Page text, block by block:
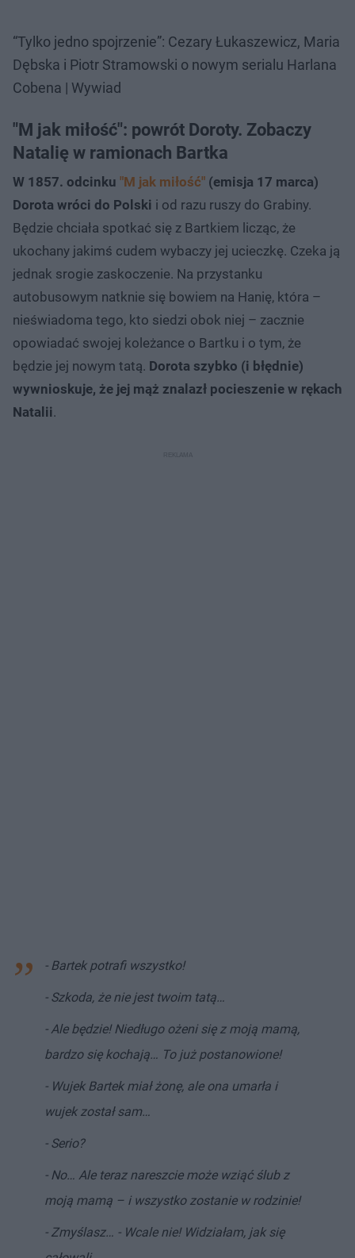
“Tylko jedno spojrzenie”: Cezary Łukaszewicz, Maria
Dębska i Piotr Stramowski o nowym serialu Harlana
Cobena | Wywiad
"M jak miłość": powrót Doroty. Zobaczy
Natalię w ramionach Bartka
W 1857. odcinku "M jak miłość" (emisja 17 marca)
Dorota wróci do Polski i od razu ruszy do Grabiny.
Będzie chciała spotkać się z Bartkiem licząc, że
ukochany jakimś cudem wybaczy jej ucieczkę. Czeka ją
jednak srogie zaskoczenie. Na przystanku
autobusowym natknie się bowiem na Hanię, która –
nieświadoma tego, kto siedzi obok niej – zacznie
opowiadać swojej koleżance o Bartku i o tym, że
będzie jej nowym tatą. Dorota szybko (i błędnie)
wywnioskuje, że jej mąż znalazł pocieszenie w rękach
Natalii.
- Bartek potrafi wszystko!
- Szkoda, że nie jest twoim tatą…
- Ale będzie! Niedługo ożeni się z moją mamą,
bardzo się kochają… To już postanowione!
- Wujek Bartek miał żonę, ale ona umarła i
wujek został sam…
- Serio?
- No… Ale teraz nareszcie może wziąć ślub z
moją mamą – i wszystko zostanie w rodzinie!
- Zmyślasz… - Wcale nie! Widziałam, jak się